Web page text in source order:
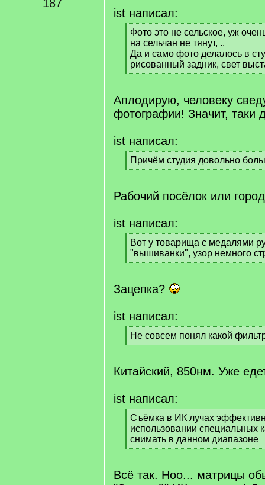
187
ist написал:
[
q
]
Фото это не сельское, уж
на сельчан не тянут, ..
Да и само фото делалось в
рисованный задник, свет
[
q
Аплодирую, человеку
фотографии! Значит, таки
ist написал:
[
q
Причём студия довольно
[
q
]
Рабочий посёлок или
ist написал:
[
q
]
Вот у товарища с медалями
"вышиванки", узор немного
[
q
]
Зацепка?
ist написал:
[
q
Не совсем понял какой
[
q
]
Китайский, 850нм. Уже
ist написал:
[
q
]
Съёмка в ИК лучах
использовании специальных
снимать в данном диапазоне
[
q
]
Всё так. Ноо... матрицы